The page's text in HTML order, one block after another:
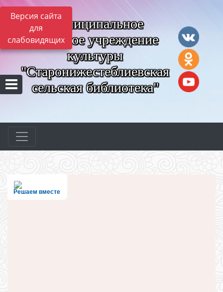
Версия сайта
для
слабовидящих
Муниципальное
казённое учреждение
культуры
"Старонижестеблиевская
сельская библиотека"
Решаем вместе